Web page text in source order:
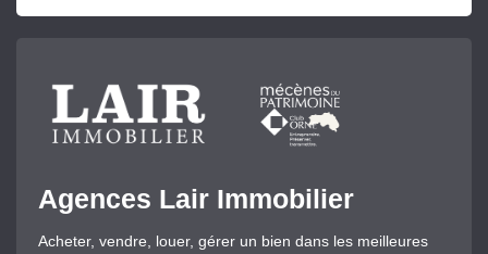
Agences Lair Immobilier
Acheter, vendre, louer, gérer un bien dans les meilleures